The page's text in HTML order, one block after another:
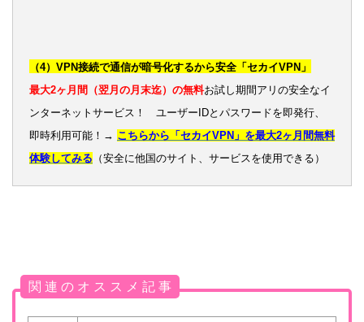
（4）VPN接続で通信が暗号化するから安全「セカイVPN」
最大2ヶ月間（翌月の月末迄）の無料お試し期間アリの安全なイ
ンターネットサービス！ ユーザーIDとパスワードを即発行、
即時利用可能！→ こちらから「セカイVPN」を最大2ヶ月間無料
体験してみる （安全に他国のサイト、サービスを使用できる）
関 連 の オ ス ス メ 記 事